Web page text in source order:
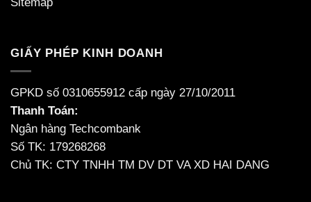
GIẤY PHÉP KINH DOANH
GPKD số 0310655912 cấp ngày 27/10/2011
Thanh Toán:
Ngân hàng Techcombank
Số TK: 179268268
Chủ TK: CTY TNHH TM DV DT VA XD HAI DANG